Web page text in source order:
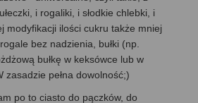
i rogaliki, i słodkie chlebki, i
modyfikacji ilości cukru także mniej
bez nadzienia, bułki (np.
bułkę w keksówce lub w
zasadzie pełna dowolność;)
po to ciasto do pączków, do